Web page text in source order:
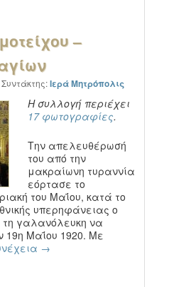
–
Συντάκτης:Ιερά Μητρόπολις
Η συλλογή περιέχει
17 φωτογραφίες.
Την απελευθέρωσή
του από την
μακραίωνη τυραννία
εόρτασε το
του Μαΐου, κατά το
υπερηφάνειας ο
τη γαλανόλευκη να
19η Μαΐου 1920. Με
→